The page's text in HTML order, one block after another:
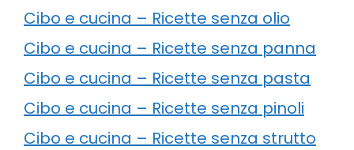
Cibo e cucina – Ricette senza olio
Cibo e cucina – Ricette senza panna
Cibo e cucina – Ricette senza pasta
Cibo e cucina – Ricette senza pinoli
Cibo e cucina – Ricette senza strutto